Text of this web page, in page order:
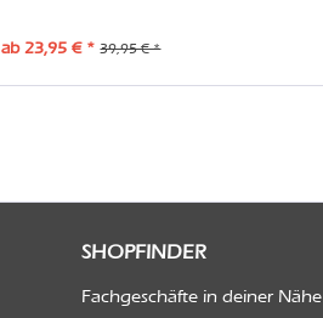
ab 23,95 € * 39,95 € *
SHOPFINDER
Fachgeschäfte in deiner Nähe